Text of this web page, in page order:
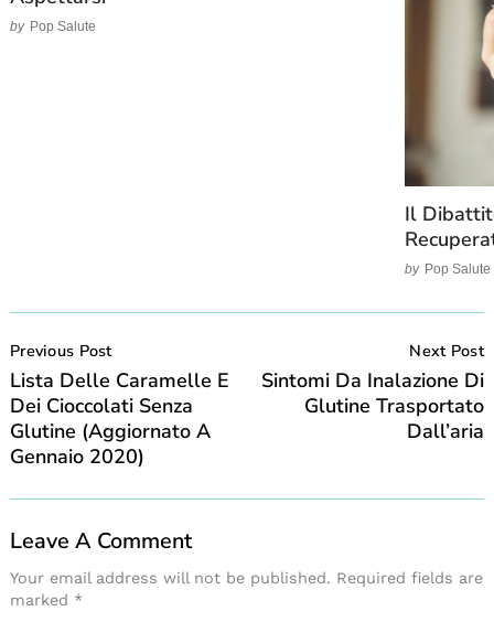
by Pop Salute
Il
by Pop Salute
Navigation
Previous Post
Lista Delle Caramelle E
Dei Cioccolati Senza
Glutine (Aggiornato A
Gennaio 2020)
Next Post
Sintomi Da Inalazione Di
Glutine Trasportato
Dall’aria
Leave A Comment
Your email address will not be published. Required fields are
marked *